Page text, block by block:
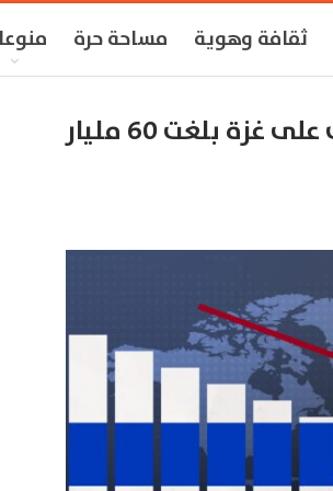
ثقافة وهوية مساحة حرة
مركز دراسات لبناني.. خسائر “إسرائيل” جراء الحرب على غزة بلغت 60 مليار